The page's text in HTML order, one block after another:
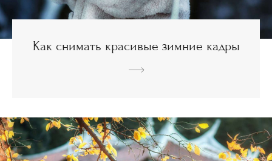
Как снимать красивые зимние кадры